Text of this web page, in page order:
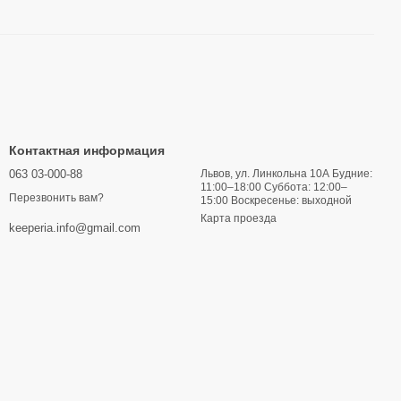
Контактная информация
063 03-000-88
Перезвонить вам?
keeperia.info@gmail.com
Львов, ул. Линкольна 10А Будние:
11:00–18:00 Суббота: 12:00–
15:00 Воскресенье: выходной
Карта проезда